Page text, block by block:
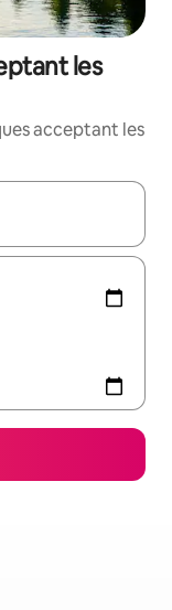
les
acceptant les
flèches vers le